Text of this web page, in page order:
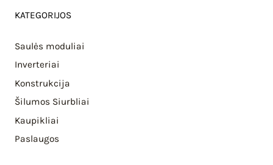
KATEGORIJOS
Saulės moduliai
Inverteriai
Konstrukcija
Šilumos Siurbliai
Kaupikliai
Paslaugos